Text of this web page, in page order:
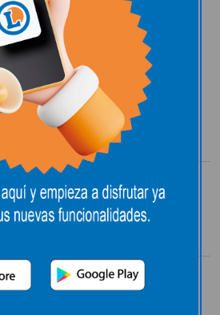
E.Leclerc León